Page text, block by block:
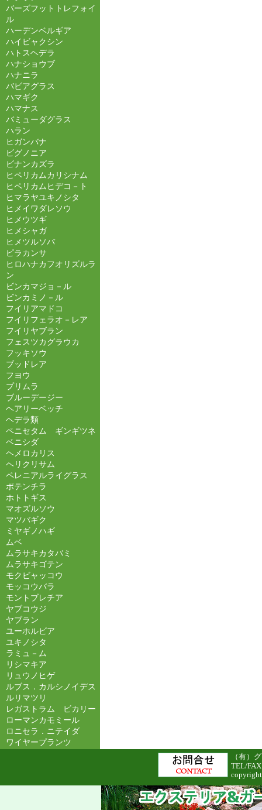
バーズフットトレフォイ
ル
ハーデンベルギア
ハイビャクシン
ハトスヘデラ
ハナショウブ
ハナニラ
バビアグラス
ハマギク
ハマナス
バミューダグラス
ハラン
ヒガンバナ
ビグノニア
ビナンカズラ
ヒペリカムカリシナム
ヒペリカムヒデコ－ト
ヒマラヤユキノシタ
ヒメイワダレソウ
ヒメウツギ
ヒメシャガ
ヒメツルソバ
ピラカンサ
ヒロハナカフオリズルラ
ン
ビンカマジョ－ル
ビンカミノ－ル
フイリアマドコ
フイリフェラオ－レア
フイリヤブラン
フェスツカグラウカ
フッキソウ
ブッドレア
フヨウ
プリムラ
ブルーデージー
ヘアリーベッチ
ヘデラ類
ペニセタム ギンギツネ
ベニシダ
ヘメロカリス
ヘリクリサム
ペレニアルライグラス
ポテンチラ
ホトトギス
マオズルソウ
マツバギク
ミヤギノハギ
ムベ
ムラサキカタバミ
ムラサキゴテン
モクビャッコウ
モッコウバラ
モントブレチア
ヤブコウジ
ヤブラン
ユーホルビア
ユキノシタ
ラミュ－ム
リシマキア
リュウノヒゲ
ルブス．カルシノイデス
ルリマツリ
レガストラム ビカリー
ローマンカモミール
ロニセラ．ニテイダ
ワイヤープランツ
（有）
TEL/
copyright